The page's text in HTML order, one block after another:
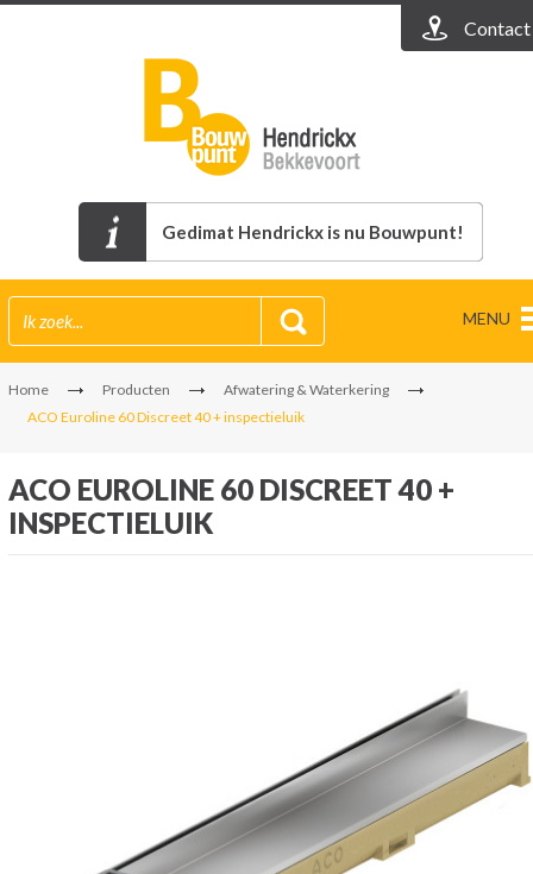
Contact
Gedimat Hendrickx is nu Bouwpunt!
MENU
Home Producten
Afwatering & Waterkering
ACO Euroline 60 Discreet 40 + inspectieluik
ACO EUROLINE 60 DISCREET 40 +
INSPECTIELUIK